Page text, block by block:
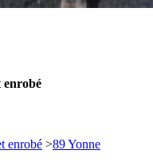
enrobé
enrobé >89 Yonne